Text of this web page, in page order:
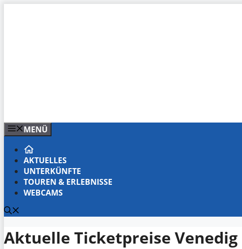
MENÜ
AKTUELLES
UNTERKÜNFTE
TOUREN & ERLEBNISSE
WEBCAMS
Aktuelle Ticketpreise Venedig